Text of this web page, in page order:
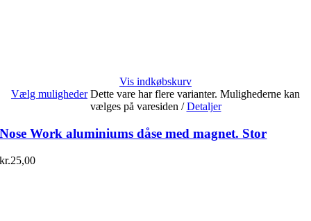
Vis indkøbskurv
Vælg muligheder Dette vare har flere varianter. Mulighederne kan
vælges på varesiden / Detaljer
Nose Work aluminiums dåse med magnet. Stor
kr.25,00